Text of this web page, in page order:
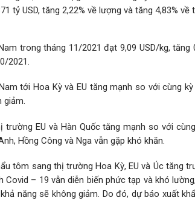
tỷ USD, tăng 2,22% về lượng và tăng 4,83%
trong tháng 11/2021 đạt 9,09 USD/kg, tăng
2021.
tới Hoa Kỳ và EU tăng mạnh so với cùng
giảm.
EU và Hàn Quốc tăng mạnh so với
Hồng Công và Nga vẫn gặp khó khăn.
tôm sang thị trường Hoa Kỳ, EU và Úc tăng
– 19 vẫn diễn biến phức tạp và khó
năng sẽ không giảm. Do đó, dự báo xuất